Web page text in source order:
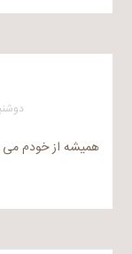
دوشنبه ۱۳ شهریور ۱۳۸۵ در
همیشه از خودم می